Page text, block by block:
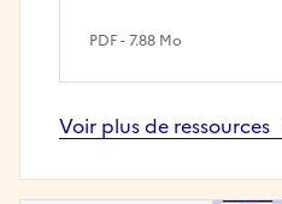
PDF - 7.88 Mo
Voir plus de ressources